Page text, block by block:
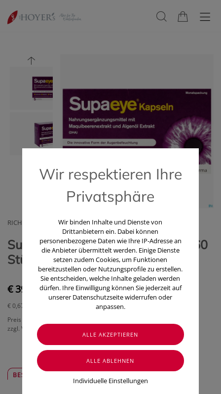
RICHTER PHARMA AG
Supamun Augenschutz Kapseln 60
Stück
€ 39,90
€ 0,67
Preis inkl. MwSt.
zzgl. Versandkosten
BESCHREIBUNG
Wir respektieren Ihre
Privatsphäre
Wir binden Inhalte und Dienste von
Drittanbietern ein. Dabei können
personenbezogene Daten wie Ihre IP-Adresse an
die Anbieter übermittelt werden. Einige Dienste
setzen zudem Cookies, um Funktionen
bereitzustellen oder Nutzungsprofile zu erstellen.
Sie entscheiden, welche Inhalte geladen werden
dürfen. Ihre Einwilligung können Sie jederzeit auf
unserer Datenschutzseite widerrufen oder
anpassen.
Individuelle Einstellungen